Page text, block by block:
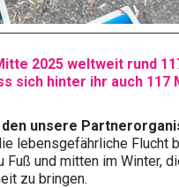
2025 weltweit rund
sich hinter ihr auch
den unsere
lebensgefährliche Flucht
und mitten im Winter,
zu bringen.